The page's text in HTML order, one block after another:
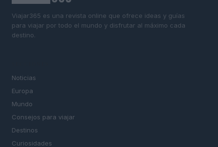
Viajar365 es una revista online que ofrece ideas y guías
para viajar por todo el mundo y disfrutar al máximo cada
destino.
Noticias
Europa
Mundo
Consejos para viajar
Destinos
Curiosidades